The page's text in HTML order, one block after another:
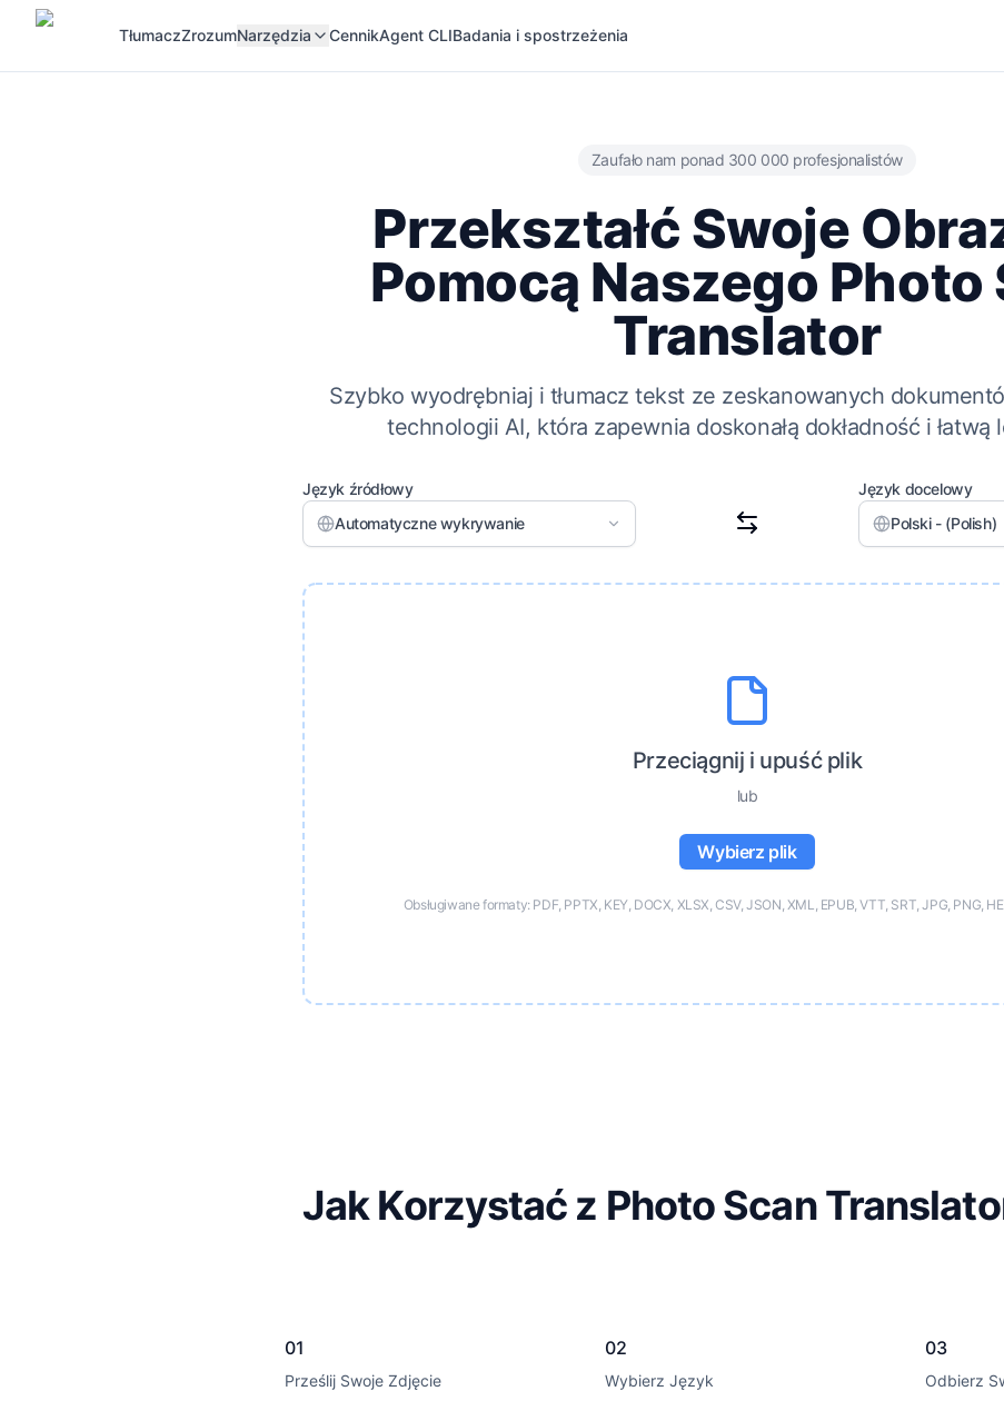
TłumaczZrozumNarzędzia CennikAgent CLIBadania i spostrzeżenia
Zaufało nam ponad 300 000 profesjonalistów
Przekształć Swoje
Pomocą Naszego Photo
Translator
Szybko wyodrębniaj i tłumacz tekst ze zeskanowanych
technologii AI, która zapewnia doskonałą dokładność i łatwą
Język źródłowy
Automatyczne wykrywanie
Język docelowy
Polski - (Polish)
Przeciągnij i upuść plik
lub
Wybierz plik
Obsługiwane formaty: PDF, PPTX, KEY, DOCX, XLSX, CSV, JSON, XML, EPUB, VTT, SRT, JPG, PNG,
Jak Korzystać z Photo Scan
01
Prześlij Swoje Zdjęcie
02
Wybierz Język
03
Odbierz